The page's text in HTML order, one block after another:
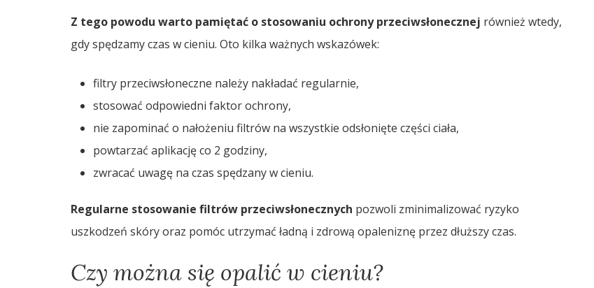
Z tego powodu warto pamiętać o stosowaniu ochrony przeciwsłonecznej również wtedy,
gdy spędzamy czas w cieniu. Oto kilka ważnych wskazówek:
filtry przeciwsłoneczne należy nakładać regularnie,
stosować odpowiedni faktor ochrony,
nie zapominać o nałożeniu filtrów na wszystkie odsłonięte części ciała,
powtarzać aplikację co 2 godziny,
zwracać uwagę na czas spędzany w cieniu.
Regularne stosowanie filtrów przeciwsłonecznych pozwoli zminimalizować ryzyko
uszkodzeń skóry oraz pomóc utrzymać ładną i zdrową opaleniznę przez dłuższy czas.
Czy można się opalić w cieniu?